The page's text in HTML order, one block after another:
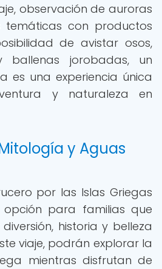
observación de auroras
temáticas con productos
de avistar osos,
ballenas jorobadas, un
es una experiencia única
y naturaleza en
y Aguas
por las Islas Griegas
opción para familias que
historia y belleza
viaje, podrán explorar la
mientras disfrutan de